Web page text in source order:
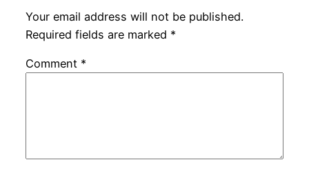
Your email address will not be published.
Required fields are marked *
Comment *